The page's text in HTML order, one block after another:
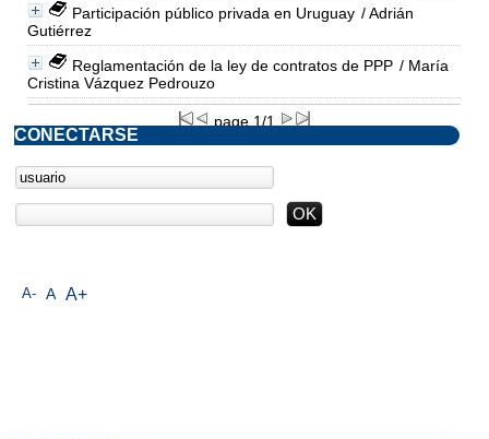
Participación público privada en Uruguay / Adrián
Gutiérrez
Reglamentación de la ley de contratos de PPP / María
Cristina Vázquez Pedrouzo
page 1/1
A- A A+
CONECTARSE